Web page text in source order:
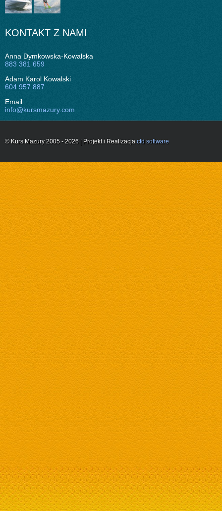
KONTAKT Z NAMI
Anna Dymkowska-Kowalska
883 381 659
Adam Karol Kowalski
604 957 887
Email
info@kursmazury.com
© Kurs Mazury 2005 - 2026 | Projekt i Realizacja cfd software